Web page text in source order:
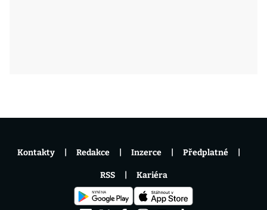
Kontakty Redakce Inzerce Předplatné
RSS Kariéra